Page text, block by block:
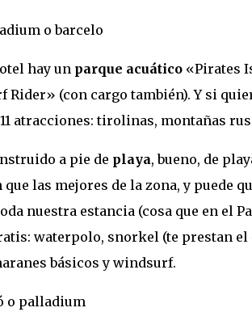
hay un parque acuático«Pirates
Rider» (con cargo también). Y si
atracciones: tirolinas, montañas
a pie de playa, bueno, de
que las mejores de la zona, y puede
nuestra estancia (cosa que en el
waterpolo, snorkel (te prestan
básicos y windsurf.